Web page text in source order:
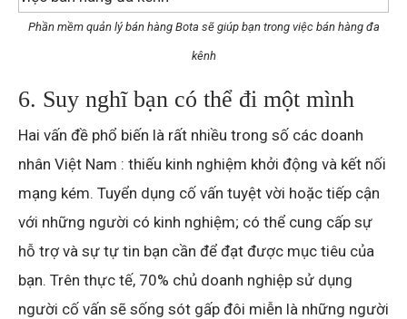
Phần mềm quản lý bán hàng Bota sẽ giúp bạn trong việc bán hàng đa
kênh
6. Suy nghĩ bạn có thể đi một mình
Hai vấn đề phổ biến là rất nhiều trong số các doanh
nhân Việt Nam : thiếu kinh nghiệm khởi động và kết nối
mạng kém. Tuyển dụng cố vấn tuyệt vời hoặc tiếp cận
với những người có kinh nghiệm; có thể cung cấp sự
hỗ trợ và sự tự tin bạn cần để đạt được mục tiêu của
bạn. Trên thực tế, 70% chủ doanh nghiệp sử dụng
người cố vấn sẽ sống sót gấp đôi miễn là những người